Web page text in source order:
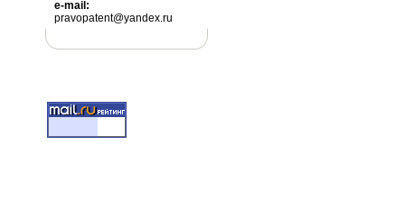
e-mail:
pravopatent@yandex.ru